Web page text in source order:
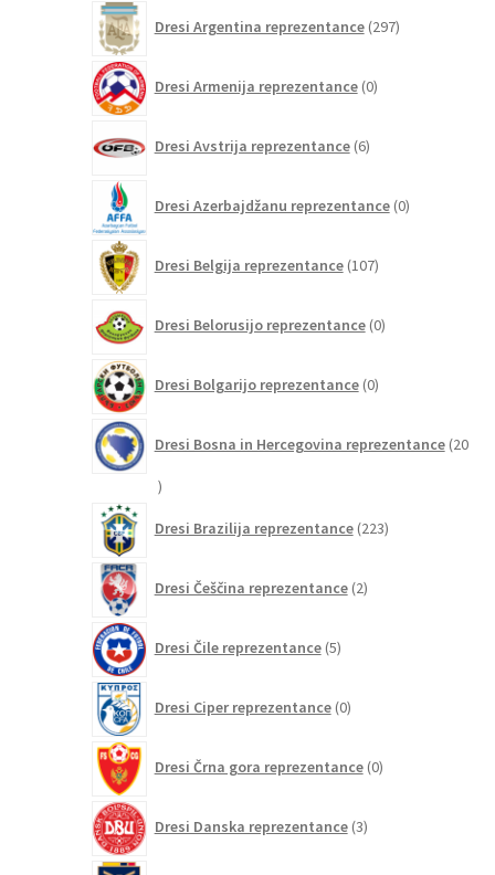
Dresi Argentina reprezentance 297izdelkov
Dresi Armenija reprezentance 0izdelkov
Dresi Avstrija reprezentance 6izdelkov
Dresi Azerbajdžanu reprezentance 0izdelkov
Dresi Belgija reprezentance 107izdelkov
Dresi Belorusijo reprezentance 0izdelkov
Dresi Bolgarijo reprezentance 0izdelkov
Dresi Bosna in Hercegovina reprezentance 20
20
Dresi Brazilija reprezentance 223izdelkov
Dresi Češčina reprezentance 2izdelka
Dresi Čile reprezentance 5izdelkov
Dresi Ciper reprezentance 0izdelkov
Dresi Črna gora reprezentance 0izdelkov
Dresi Danska reprezentance 3izdelki